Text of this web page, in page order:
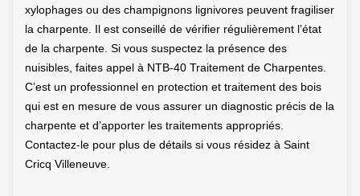
xylophages ou des champignons lignivores peuvent fragiliser
la charpente. Il est conseillé de vérifier régulièrement l’état
de la charpente. Si vous suspectez la présence des
nuisibles, faites appel à NTB-40 Traitement de Charpentes.
C’est un professionnel en protection et traitement des bois
qui est en mesure de vous assurer un diagnostic précis de la
charpente et d’apporter les traitements appropriés.
Contactez-le pour plus de détails si vous résidez à Saint
Cricq Villeneuve.